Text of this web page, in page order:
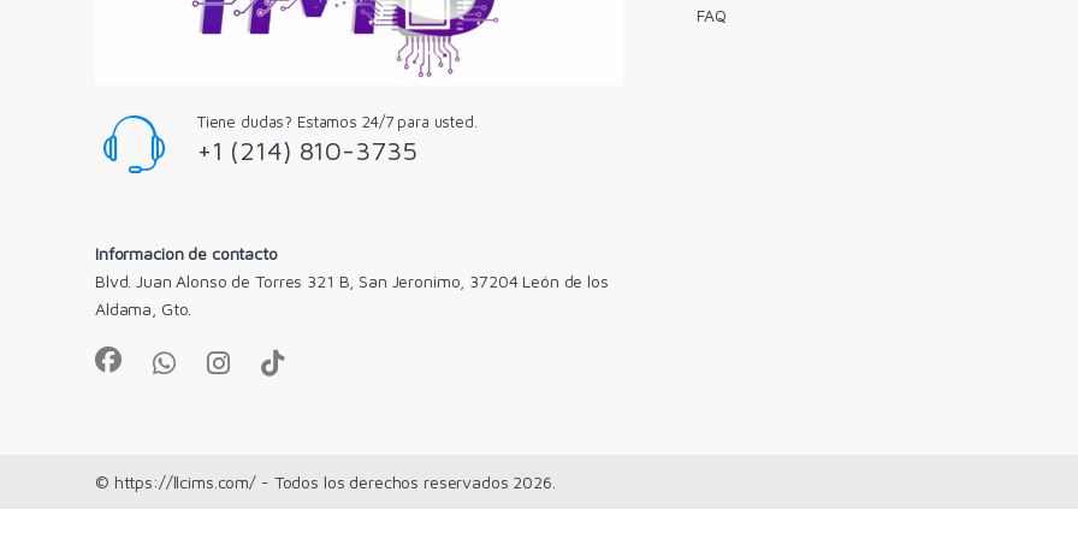
Tiene dudas? Estamos 24/7 para usted.
+1 (214) 810-3735
Informacion de contacto
Blvd. Juan Alonso de Torres 321 B, San Jeronimo, 37204 León de los
Aldama, Gto.
FAQ
© https://llcims.com/ - Todos los derechos reservados 2026.